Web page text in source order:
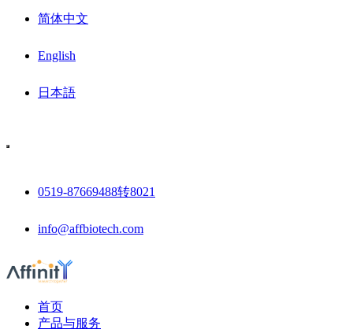
简体中文
English
日本語
0519-87669488转8021
info@affbiotech.com
首页
产品与服务